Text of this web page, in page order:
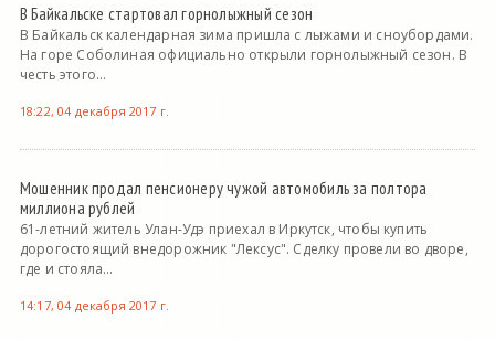
В Байкальске стартовал горнолыжный сезон
В Байкальск календарная зима пришла с лыжами и сноубордами.
На горе Соболиная официально открыли горнолыжный сезон. В
честь этого...
18:22, 04 декабря 2017 г.
Мошенник продал пенсионеру чужой автомобиль за полтора
миллиона рублей
61-летний житель Улан-Удэ приехал в Иркутск, чтобы купить
дорогостоящий внедорожник "Лексус". Сделку провели во дворе,
где и стояла...
14:17, 04 декабря 2017 г.